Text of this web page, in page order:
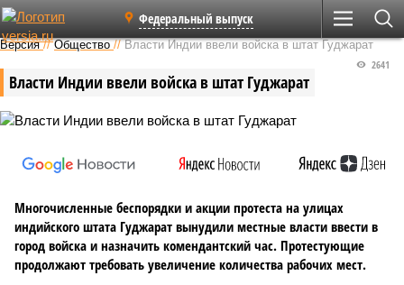
Федеральный выпуск
Версия //Общество //Власти Индии ввели войска в штат Гуджарат
Власти Индии ввели войска в штат Гуджарат
2641
Многочисленные беспорядки и акции протеста на улицах
индийского штата Гуджарат вынудили местные власти ввести в
город войска и назначить комендантский час. Протестующие
продолжают требовать увеличение количества рабочих мест.